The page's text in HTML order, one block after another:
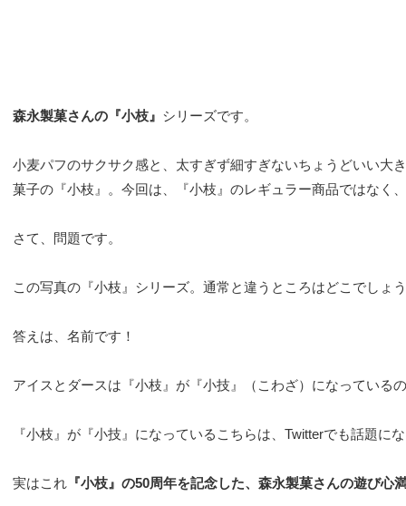
森永製菓さんの『小枝』 シリーズです。
小麦パフのサクサク感と、太すぎず細すぎないちょうどいい大
菓子の『小枝』。今回は、『小枝』のレギュラー商品ではなく
さて、問題です。
この写真の『小枝』シリーズ。通常と違うところはどこでしょ
答えは、名前です！
アイスとダースは『小枝』が『小技』（こわざ）になっている
『小枝』が『小技』になっているこちらは、Twitterでも話題
実はこれ 『小枝』の50周年を記念した、森永製菓さんの遊び心